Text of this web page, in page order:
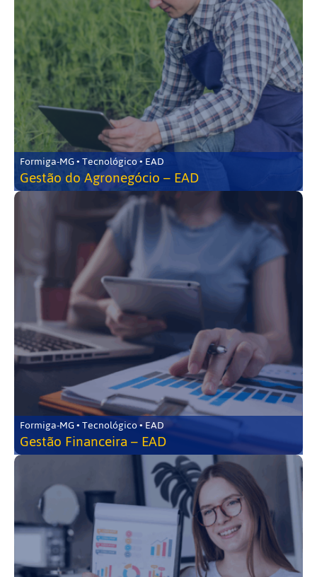
Formiga-MG • Tecnológico • EAD
Gestão do Agronegócio – EAD
Formiga-MG • Tecnológico • EAD
Gestão Financeira – EAD